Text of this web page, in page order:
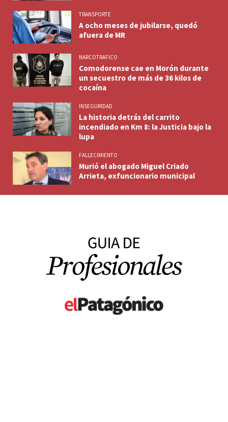
TRANSPORTE
A ocho meses de jubilarse, quedó
afuera de MR
NARCOTRAFICO
Comodorense cae en Morón durante
un secuestro de más de 36 kilos de
cocaína
INSEGURIDAD
La historia detrás del carrito
incendiado en Km 8: la Justicia bajo la
lupa
FALLECIMIENTO
Murió el abogado Miguel Criado
Arrieta, exfuncionario municipal